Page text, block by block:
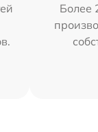
Более